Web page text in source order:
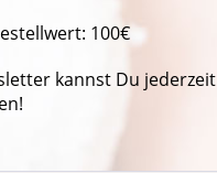
100€
kannst Du jederzeit